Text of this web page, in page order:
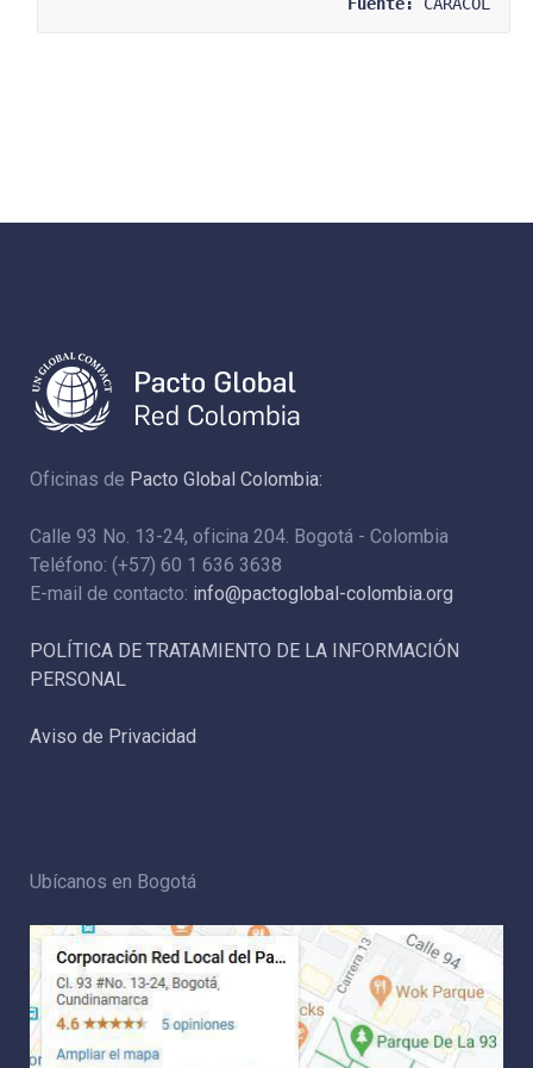
Oficinas de Pacto Global Colombia:
Calle 93 No. 13-24, oficina 204. Bogotá - Colombia
Teléfono: (+57) 60 1 636 3638
E-mail de contacto: info@pactoglobal-colombia.org
POLÍTICA DE TRATAMIENTO DE LA INFORMACIÓN
PERSONAL
Aviso de Privacidad
Ubícanos en Bogotá